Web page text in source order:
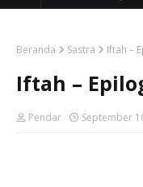
Beranda Sastra Iftah –
Iftah –
Pendar September